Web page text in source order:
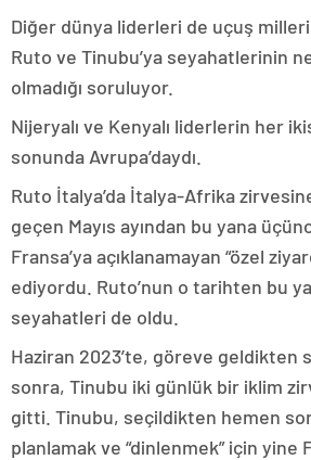
Diğer dünya liderleri de uçuş
Ruto ve Tinubu’ya seyahatlerinin
olmadığı soruluyor.
Nijeryalı ve Kenyalı liderlerin her
sonunda Avrupa’daydı.
Ruto İtalya’da İtalya-Afrika
geçen Mayıs ayından bu yana
Fransa’ya açıklanamayan “özel
ediyordu. Ruto’nun o tarihten bu
seyahatleri de oldu.
Haziran 2023’te, göreve geldikten
sonra, Tinubu iki günlük bir iklim
gitti. Tinubu, seçildikten hemen
planlamak ve “dinlenmek” için yine